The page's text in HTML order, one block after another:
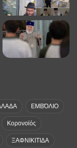
ΕΜΒΌΛΙΟ
Κορονοϊός
ΞΑΦΝΙΚΙΤΙΔΑ